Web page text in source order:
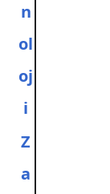
n
ol
oj
i
Z
a